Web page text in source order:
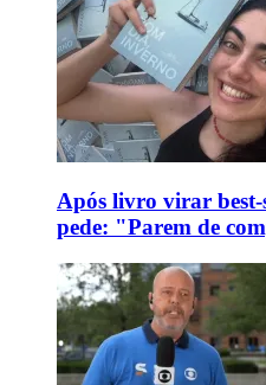
Após livro virar
pede: "Parem de